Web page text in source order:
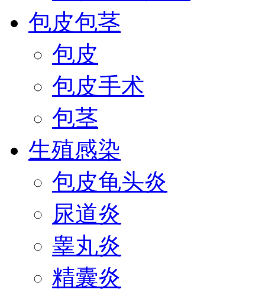
包皮包茎
包皮
包皮手术
包茎
生殖感染
包皮龟头炎
尿道炎
睾丸炎
精囊炎